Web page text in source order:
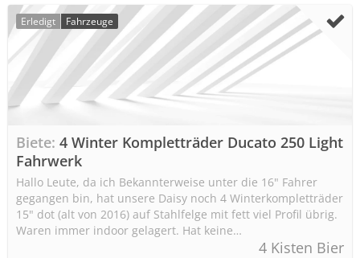
Erledigt Fahrzeuge
Biete 4 Winter Kompletträder Ducato 250 Light
Fahrwerk
Hallo Leute, da ich Bekannterweise unter die 16" Fahrer
gegangen bin, hat unsere Daisy noch 4 Winterkompletträder
15" dot (alt von 2016) auf Stahlfelge mit fett viel Profil übrig.
Waren immer indoor gelagert. Hat keine…
4 Kisten Bier